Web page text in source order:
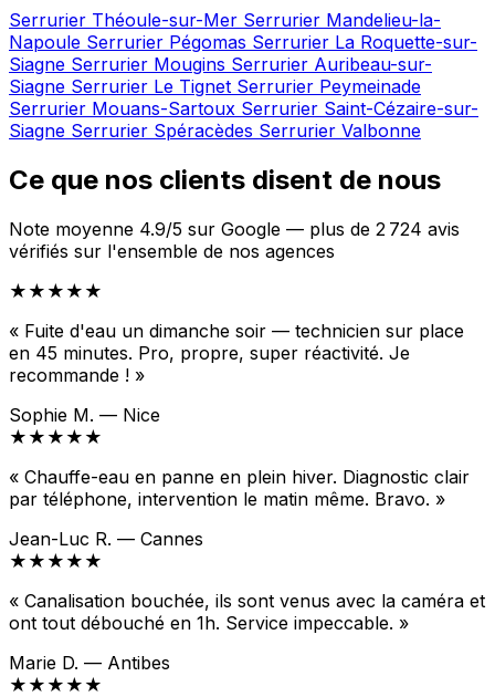
Serrurier Théoule-sur-Mer Serrurier Mandelieu-la-
Napoule Serrurier Pégomas Serrurier La Roquette-sur-
Siagne Serrurier Mougins Serrurier Auribeau-sur-
Siagne Serrurier Le Tignet Serrurier Peymeinade
Serrurier Mouans-Sartoux Serrurier Saint-Cézaire-sur-
Siagne Serrurier Spéracèdes Serrurier Valbonne
Ce que nos clients disent de nous
Note moyenne 4.9/5 sur Google — plus de 2 724 avis
vérifiés sur l'ensemble de nos agences
★★★★★
« Fuite d'eau un dimanche soir — technicien sur place
en 45 minutes. Pro, propre, super réactivité. Je
recommande ! »
Sophie M. — Nice
★★★★★
« Chauffe-eau en panne en plein hiver. Diagnostic clair
par téléphone, intervention le matin même. Bravo. »
Jean-Luc R. — Cannes
★★★★★
« Canalisation bouchée, ils sont venus avec la caméra et
ont tout débouché en 1h. Service impeccable. »
Marie D. — Antibes
★★★★★